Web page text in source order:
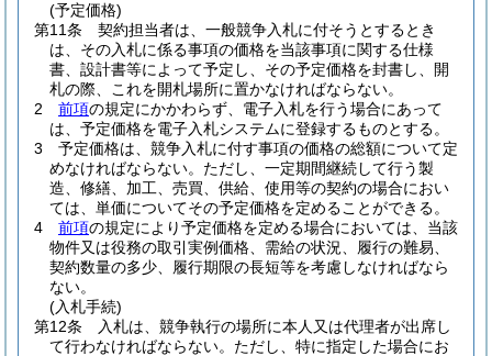
(予定価格)
第11条
契約担当者は、一般競争入札に付そうとするとき
は、その入札に係る事項の価格を当該事項に関する仕様
書、設計書等によって予定し、その予定価格を封書し、開
札の際、これを開札場所に置かなければならない。
2
前項の規定にかかわらず、電子入札を行う場合にあって
は、予定価格を電子入札システムに登録するものとする。
3
予定価格は、競争入札に付す事項の価格の総額について定
めなければならない。 ただし、一定期間継続して行う製
造、修繕、加工、売買、供給、使用等の契約の場合におい
ては、単価についてその予定価格を定めることができる。
4
前項の規定により予定価格を定める場合においては、当該
物件又は役務の取引実例価格、需給の状況、履行の難易、
契約数量の多少、履行期限の長短等を考慮しなければなら
ない。
(入札手続)
第12条
入札は、競争執行の場所に本人又は代理者が出席し
て行わなければならない。 ただし、特に指定した場合にお